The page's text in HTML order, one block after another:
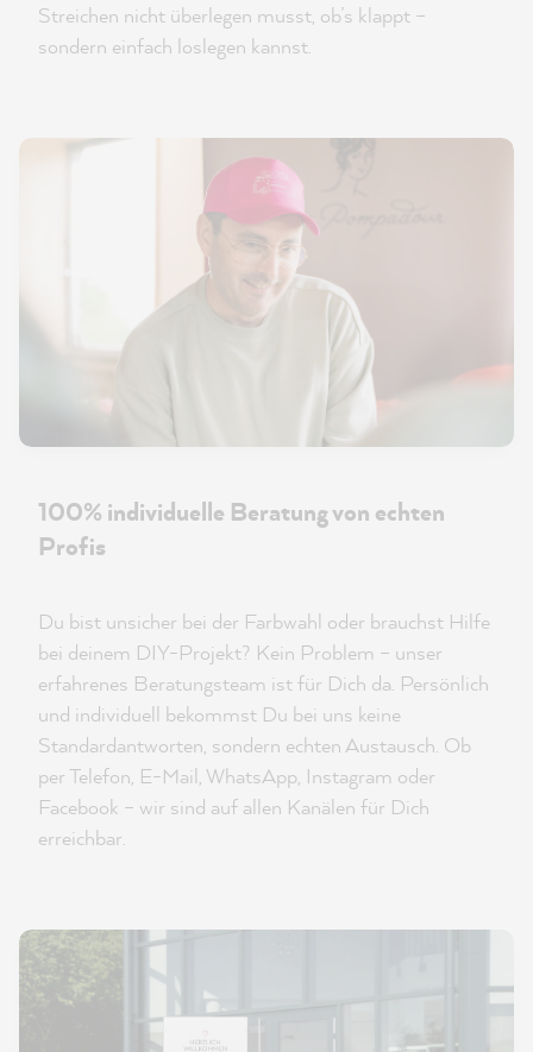
Streichen nicht überlegen musst, ob’s klappt –
sondern einfach loslegen kannst.
100% individuelle Beratung von echten
Profis
Du bist unsicher bei der Farbwahl oder brauchst Hilfe
bei deinem DIY-Projekt? Kein Problem – unser
erfahrenes Beratungsteam ist für Dich da. Persönlich
und individuell bekommst Du bei uns keine
Standardantworten, sondern echten Austausch. Ob
per Telefon, E-Mail, WhatsApp, Instagram oder
Facebook – wir sind auf allen Kanälen für Dich
erreichbar.